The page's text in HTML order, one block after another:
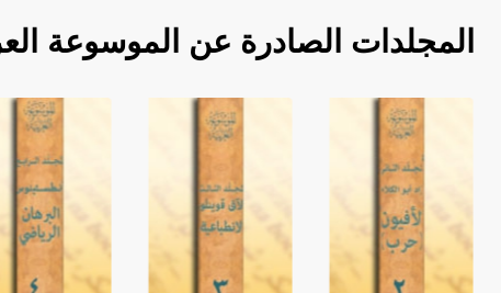
المجلدات الصادرة عن الموسوعة